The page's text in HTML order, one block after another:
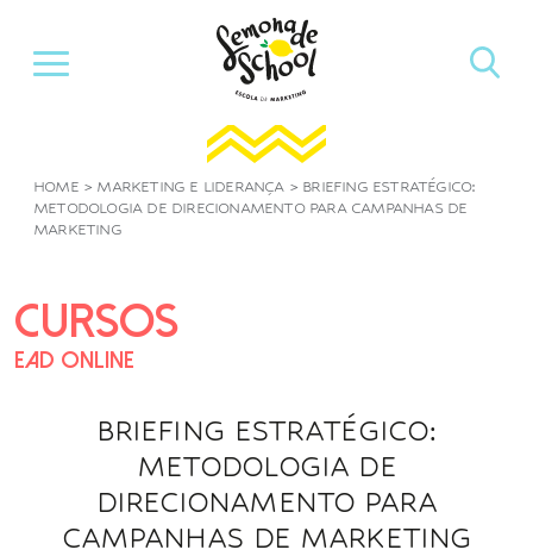
HOME> MARKETING E LIDERANÇA> BRIEFING ESTRATÉGICO:
METODOLOGIA DE DIRECIONAMENTO PARA CAMPANHAS DE
MARKETING
CURSOS
EAD ONLINE
BRIEFING ESTRATÉGICO:
METODOLOGIA DE
DIRECIONAMENTO PARA
CAMPANHAS DE MARKETING